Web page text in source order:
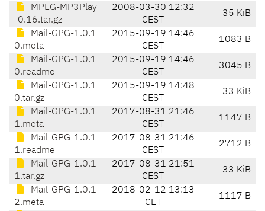
MPEG-MP3Play
-0.16.tar.gz
2008-03-30 12:32
CEST
35 KiB
Mail-GPG-1.0.1
0.meta
2015-09-19 14:46
CEST
1083 B
Mail-GPG-1.0.1
0.readme
2015-09-19 14:46
CEST
3045 B
Mail-GPG-1.0.1
0.tar.gz
2015-09-19 14:48
CEST
33 KiB
Mail-GPG-1.0.1
1.meta
2017-08-31 21:46
CEST
1147 B
Mail-GPG-1.0.1
1.readme
2017-08-31 21:46
CEST
2712 B
Mail-GPG-1.0.1
1.tar.gz
2017-08-31 21:51
CEST
33 KiB
Mail-GPG-1.0.1
2.meta
2018-02-12 13:13
CET
1117 B